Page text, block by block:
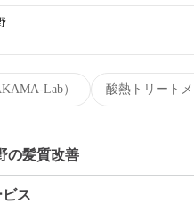
Lab） 酸熱トリートメ
の髪質改善
ス